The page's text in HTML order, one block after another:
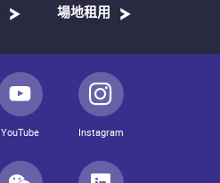
場地租用
YouTube Instagram